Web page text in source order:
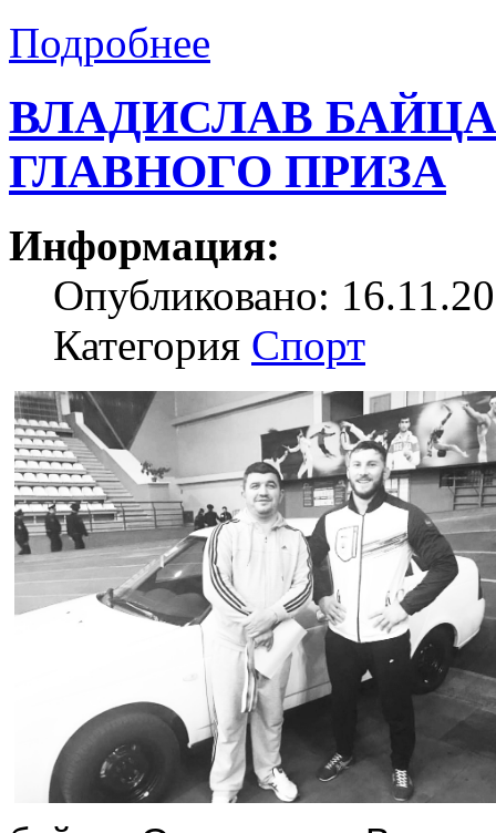
Подробнее
ВЛАДИСЛАВ
ГЛАВНОГО ПРИЗА
Информация:
Опубликовано:
Категория Спорт